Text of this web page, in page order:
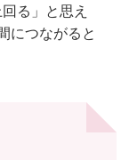
る」と思え
につながると